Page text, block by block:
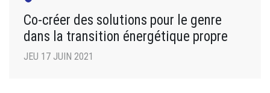
Co-créer des solutions pour le genre
dans la transition énergétique propre
JEU 17 JUIN 2021